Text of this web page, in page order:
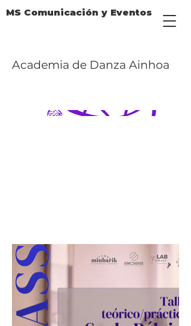
MS Comunicación y Eventos
Academia de Danza Ainhoa